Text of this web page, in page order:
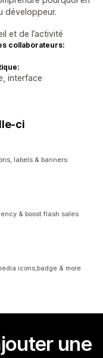
développeur.
et de l’activité
collaborateurs:
interface
ci
labels & banners
& boost flash sales
icons,badge & more
une